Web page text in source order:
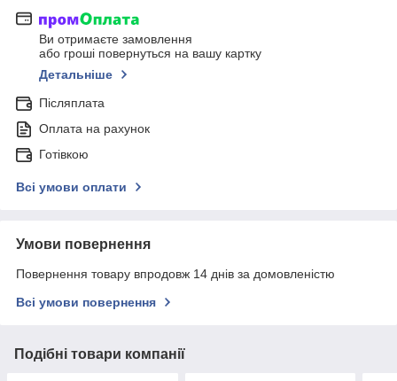
Ви отримаєте замовлення
або гроші повернуться на вашу картку
Детальніше
Післяплата
Оплата на рахунок
Готівкою
Всі умови оплати
Умови повернення
Повернення товару впродовж 14 днів за домовленістю
Всі умови повернення
Подібні товари компанії